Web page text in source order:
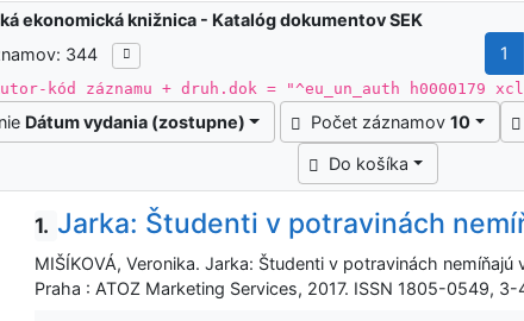
vyhľadávania
ekonomická knižnica - Katalóg dokumentov SEK
344
1
kód záznamu + druh.dok = "^eu_un_auth h0000179
Dátum vydania (zostupne) Počet záznamov10
Do košíka
1. Jarka: Študenti v potravinách
MIŠÍKOVÁ, Veronika. Jarka: Študenti v potravinách
Praha : ATOZ Marketing Services, 2017. ISSN 1805-0549,